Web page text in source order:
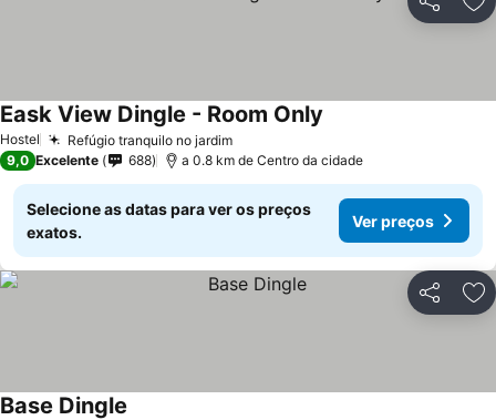
Partilhar
Hostel Refúgio tranquilo no jardim
Eask View Dingle - Room Only
9,0 Excelente 688 a 0.8 km de Centro da cidade
Selecione as datas para ver os preços
exatos.
Ver preços
Partilhar
Base Dingle